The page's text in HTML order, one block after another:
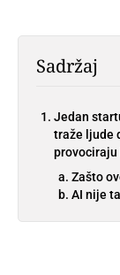
Sadržaj
Jedan
traže ljude
provociraju
Zašto
AI nije